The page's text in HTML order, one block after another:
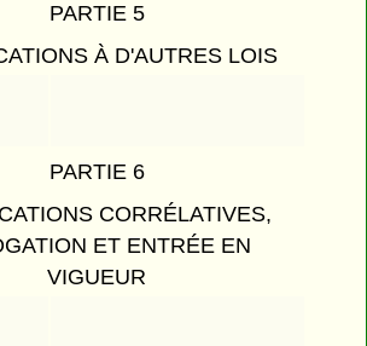
PARTIE 5
À D'AUTRES LOIS
PARTIE 6
CORRÉLATIVES,
ET ENTRÉE EN
VIGUEUR